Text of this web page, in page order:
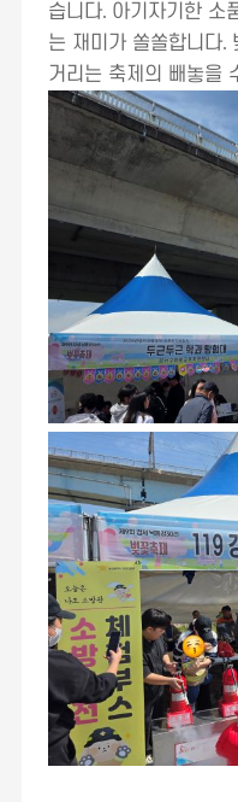
습니다. 아기자기한 소
는 재미가 쏠쏠합니다.
거리는 축제의 빼놓을